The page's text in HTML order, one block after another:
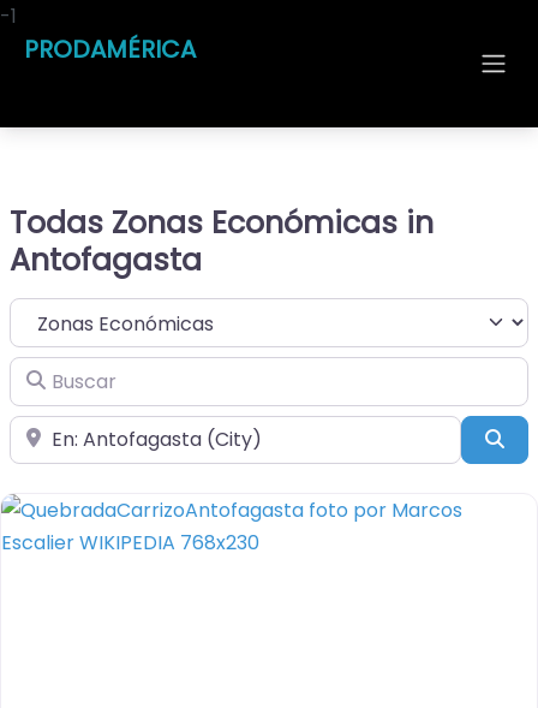
PRODAMÉRICA
Todas Zonas Económicas in
Antofagasta
Seleccionar el formulario de búsqueda
Buscar
Cerca de
-1